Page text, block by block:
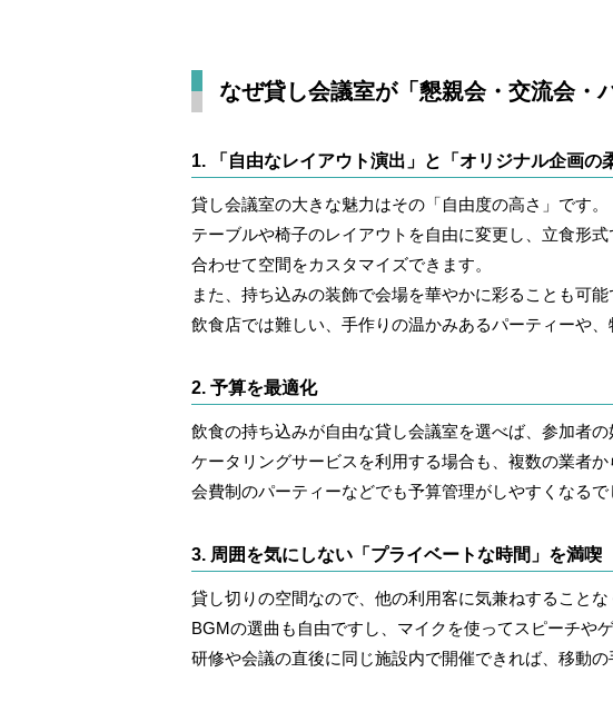
なぜ貸し会議室が「懇親会・交流会・
1. 「自由なレイアウト演出」と「オリジナル企画の
貸し会議室の大きな魅力はその「自由度の高さ」です。
テーブルや椅子のレイアウトを自由に変更し、立食形
合わせて空間をカスタマイズできます。
また、持ち込みの装飾で会場を華やかに彩ることも可能
飲食店では難しい、手作りの温かみあるパーティーや
2. 予算を最適化
飲食の持ち込みが自由な貸し会議室を選べば、参加者
ケータリングサービスを利用する場合も、複数の業者
会費制のパーティーなどでも予算管理がしやすくなるで
3. 周囲を気にしない「プライベートな時間」を満喫
貸し切りの空間なので、他の利用客に気兼ねすること
BGMの選曲も自由ですし、マイクを使ってスピーチや
研修や会議の直後に同じ施設内で開催できれば、移動